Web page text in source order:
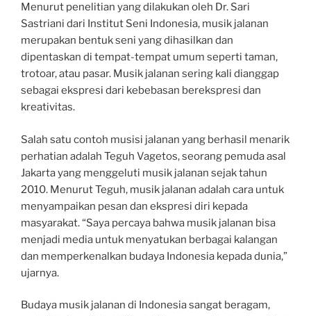
Menurut penelitian yang dilakukan oleh Dr. Sari
Sastriani dari Institut Seni Indonesia, musik jalanan
merupakan bentuk seni yang dihasilkan dan
dipentaskan di tempat-tempat umum seperti taman,
trotoar, atau pasar. Musik jalanan sering kali dianggap
sebagai ekspresi dari kebebasan berekspresi dan
kreativitas.
Salah satu contoh musisi jalanan yang berhasil menarik
perhatian adalah Teguh Vagetos, seorang pemuda asal
Jakarta yang menggeluti musik jalanan sejak tahun
2010. Menurut Teguh, musik jalanan adalah cara untuk
menyampaikan pesan dan ekspresi diri kepada
masyarakat. “Saya percaya bahwa musik jalanan bisa
menjadi media untuk menyatukan berbagai kalangan
dan memperkenalkan budaya Indonesia kepada dunia,”
ujarnya.
Budaya musik jalanan di Indonesia sangat beragam,